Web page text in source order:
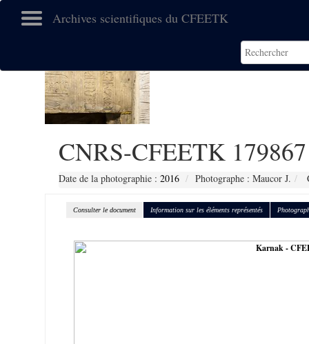
Archives scientifiques du CFEETK
CNRS-CFEETK 179867
Date de la photographie : 2016 Photographe : Maucor J.
Consulter le document Information sur les éléments représentés